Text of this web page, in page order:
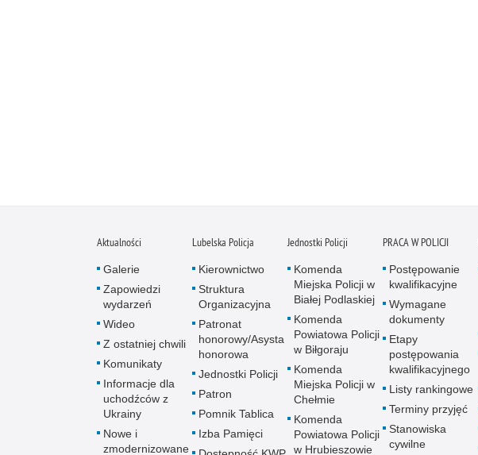
Aktualności
Galerie
Zapowiedzi
wydarzeń
Wideo
Z ostatniej chwili
Komunikaty
Informacje dla
uchodźców z
Ukrainy
Nowe i
zmodernizowane
Lubelska Policja
Kierownictwo
Struktura
Organizacyjna
Patronat
honorowy/Asysta
honorowa
Jednostki Policji
Patron
Pomnik Tablica
Izba Pamięci
Jednostki Policji
Komenda
Miejska Policji w
Białej Podlaskiej
Komenda
Powiatowa Policji
w Biłgoraju
Komenda
Miejska Policji w
Chełmie
Komenda
Powiatowa Policji
w Hrubieszowie
PRACA W POLICJI
Postępowanie
kwalifikacyjne
Wymagane
dokumenty
Etapy
postępowania
kwalifikacyjnego
Listy rankingowe
Terminy przyjęć
Stanowiska
cywilne